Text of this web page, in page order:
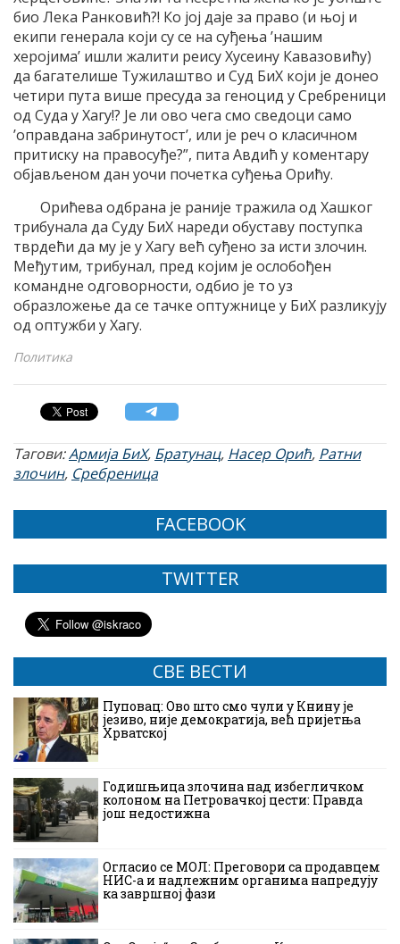
био Лека Ранковић?! Ко јој даје за право (и њој и
екипи генерала који су се на суђења ’нашим
херојима’ ишли жалити реису Хусеину Кавазовићу)
да багателише Тужилаштво и Суд БиХ који је донео
четири пута више пресуда за геноцид у Сребреници
од Суда у Хагу!? Је ли ово чега смо сведоци само
’оправдана забринутост’, или је реч о класичном
притиску на правосуђе?”, пита Авдић у коментару
објављеном дан уочи почетка суђења Орићу.
Орићева одбрана је раније тражила од Хашког
трибунала да Суду БиХ нареди обуставу поступка
тврдећи да му је у Хагу већ суђено за исти злочин.
Међутим, трибунал, пред којим је ослобођен
командне одговорности, одбио је то уз
образложење да се тачке оптужнице у БиХ разликују
од оптужби у Хагу.
Политика
Тагови:Армија БиХ, Братунац, Насер Орић, Ратни
злочин, Сребреница
FACEBOOK
TWITTER
СВЕ ВЕСТИ
Пуповац: Ово што смо чули у Книну је
језиво, није демократија, већ пријетња
Хрватској
Годишњица злочина над избегличком
колоном на Петровачкој цести: Правда
још недостижна
Огласио се МОЛ: Преговори са продавцем
НИС-а и надлежним органима напредују
ка завршној фази